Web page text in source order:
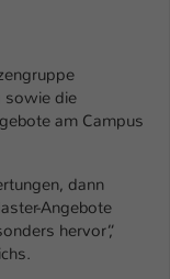
sowie die
am Campus
dann
Angebote
hervor“,
eine zufällig
hat.